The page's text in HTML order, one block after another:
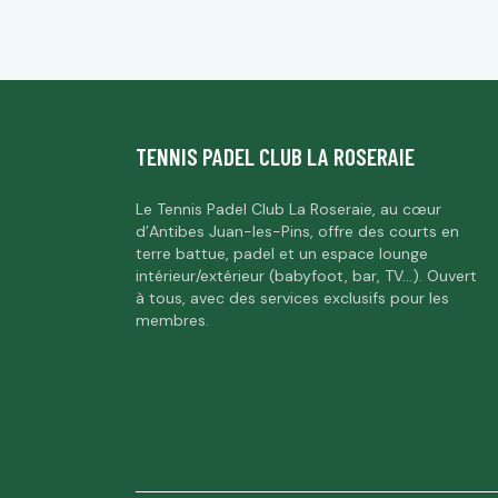
TENNIS PADEL CLUB LA ROSERAIE
Le Tennis Padel Club La Roseraie, au cœur
d’Antibes Juan-les-Pins, offre des courts en
terre battue, padel et un espace lounge
intérieur/extérieur (babyfoot, bar, TV…). Ouvert
à tous, avec des services exclusifs pour les
membres.